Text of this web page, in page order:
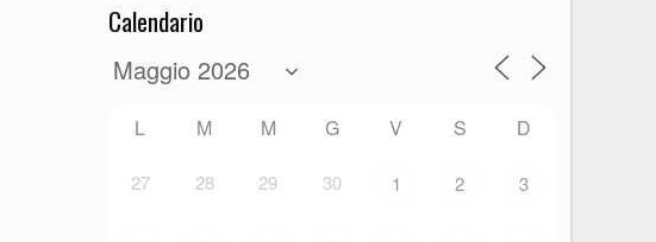
Calendario
L M M G V S D
27 28 29 30 1 2 3